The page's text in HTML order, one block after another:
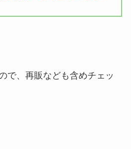
で、再販なども含めチェッ